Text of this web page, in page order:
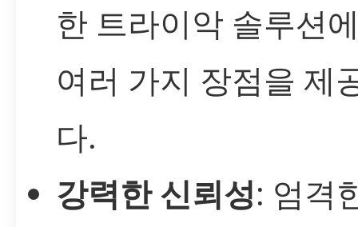
한 트라이악 솔루션
여러 가지 장점을 제
다.
강력한 신뢰성: 엄격